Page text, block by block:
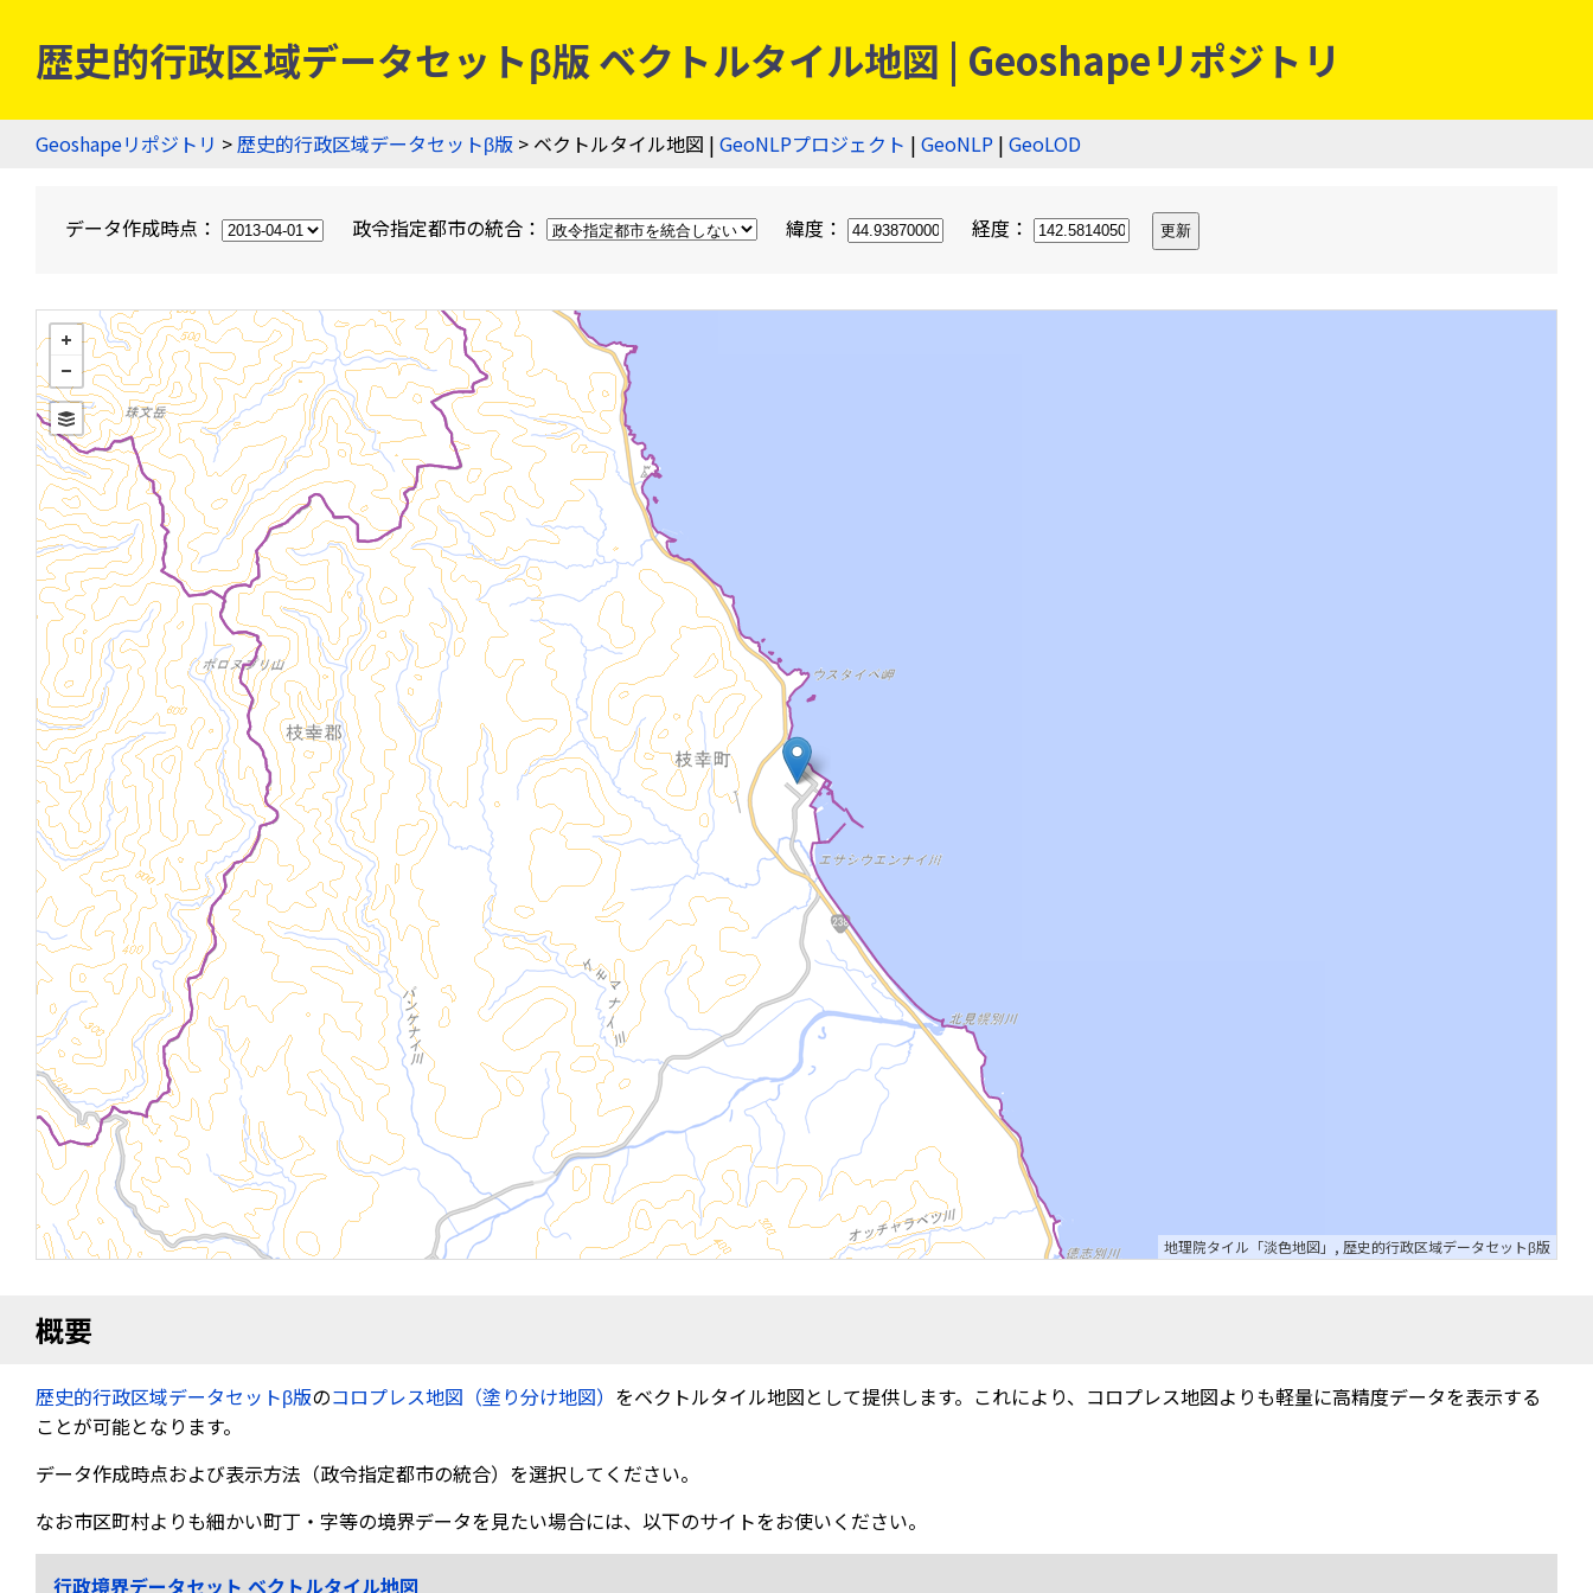
歴史的行政区域データセットβ版 ベクトルタイル地図 | Geoshapeリポジトリ
Geoshapeリポジトリ >歴史的行政区域データセットβ版 > ベクトルタイル地図 | GeoNLPプロジェクト | GeoNLP | GeoLOD
データ作成時点： 政令指定都市の統合： 緯度： 経度：
地理院タイル「淡色地図」 , 歴史的行政区域データセットβ版
概要
歴史的行政区域データセットβ版のコロプレス地図（塗り分け地図） をベクトルタイル地図として提供します。これにより、コロプレス地図よりも軽量に高精度データを表示する
ことが可能となります。
データ作成時点および表示方法（政令指定都市の統合）を選択してください。
なお市区町村よりも細かい町丁・字等の境界データを見たい場合には、以下のサイトをお使いください。
行政境界データセット ベクトルタイル地図